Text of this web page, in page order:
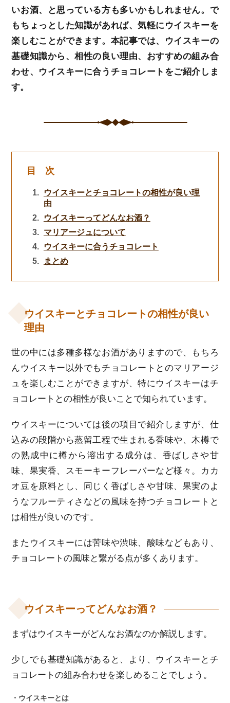
いお酒、と思っている方も多いかもしれません。で
もちょっとした知識があれば、気軽にウイスキーを
楽しむことができます。本記事では、ウイスキーの
基礎知識から、相性の良い理由、おすすめの組み合
わせ、ウイスキーに合うチョコレートをご紹介しま
す。
目 次
ウイスキーとチョコレートの相性が良い理
由
ウイスキーってどんなお酒？
マリアージュについて
ウイスキーに合うチョコレート
まとめ
ウイスキーとチョコレートの相性が良い
理由
世の中には多種多様なお酒がありますので、もちろ
んウイスキー以外でもチョコレートとのマリアージ
ュを楽しむことができますが、特にウイスキーはチ
ョコレートとの相性が良いことで知られています。
ウイスキーについては後の項目で紹介しますが、仕
込みの段階から蒸留工程で生まれる香味や、木樽で
の熟成中に樽から溶出する成分は、香ばしさや甘
味、果実香、スモーキーフレーバーなど様々。カカ
オ豆を原料とし、同じく香ばしさや甘味、果実のよ
うなフルーティさなどの風味を持つチョコレートと
は相性が良いのです。
またウイスキーには苦味や渋味、酸味などもあり、
チョコレートの風味と繋がる点が多くあります。
ウイスキーってどんなお酒？
まずはウイスキーがどんなお酒なのか解説します。
少しでも基礎知識があると、より、ウイスキーとチ
ョコレートの組み合わせを楽しめることでしょう。
・ウイスキーとは